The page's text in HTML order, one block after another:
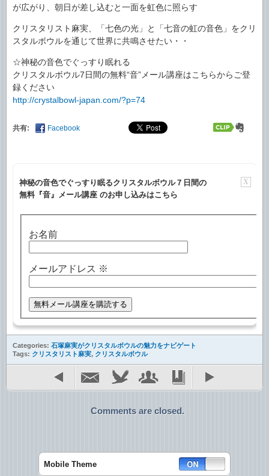
が広がり、朝日が差し込むと一面を虹色に照らす
クリスタリスト麻実、「七色の光」と「七音の虹の音色」をクリ
スタルボウルを通じて世界に共鳴させたい・・
☆神秘の音色でぐっすり眠れる
クリスタルボウル7日間の無料“音”メール講座はこちらからご登
録ください
http://crystalbowl-japan.com/?p=74
共有: Facebook
X
神秘の音色でぐっすり眠るクリスタルボウル７日間の
無料『音』メール講座 のお申し込みはこちら
お名前
メールアドレス ※
Categories: 石塚麻実がクリスタルボウルの魅力をナビゲート
Tags: クリスタリスト麻実, クリスタルボウル
Comments are closed.
Mobile Theme